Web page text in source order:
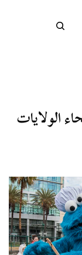
الولايات